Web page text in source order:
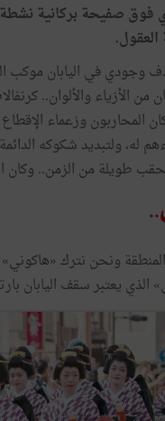
فوق صفيحة بركانية نشطة
العقول.
وجودي في اليابان موكب
من الأزياء والألوان..
المحاربون وزعماء الإقطاع
له، ولتبديد شكوكه الدائمة
طويلة من الزمن.. وكان
..
المنطقة ونحن نترك«هاكوني»
» الذي يعتبرسقف اليابان